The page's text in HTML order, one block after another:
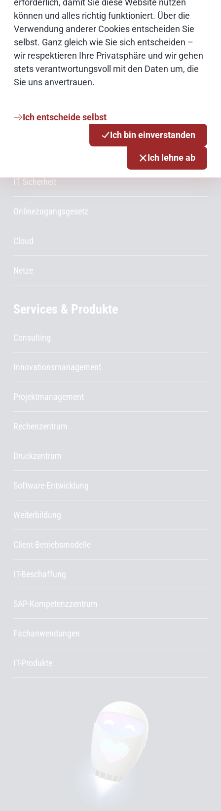
können und alles richtig funktioniert. Über die
Verwendung anderer Cookies entscheiden Sie
selbst. Ganz gleich wie Sie sich entscheiden –
wir respektieren Ihre Privatsphäre und wir gehen
stets verantwortungsvoll mit den Daten um, die
Sie uns anvertrauen.
Ich entscheide selbst
Ich bin einverstanden
Ich lehne ab
Weiterführende Informationen
Bildnachweise
Künstliche Intelligenz
IT Sicherheit
Onlinezugangsgesetz
Cloud
Netze
Services & Produkte
Consulting
Innovationsmanagement
Projektmanagement
Rechenzentrum
Druckzentrum
Software-Entwicklung
Weiterbildung
Client-Betriebsmodelle
IT-Beschaffung
SAP-Kompetenzzentrum
Fachanwendungen
IT-Produkte